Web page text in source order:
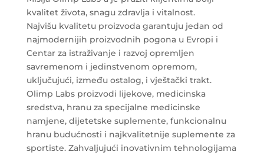
kvalitet života, snagu zdravlja i vitalnost.
Najvišu kvalitetu proizvoda garantuju jedan od
najmodernijih proizvodnih pogona u Evropi i
Centar za istraživanje i razvoj opremljen
savremenom i jedinstvenom opremom,
uključujući, između ostalog, i vještački trakt.
Olimp Labs proizvodi lijekove, medicinska
sredstva, hranu za specijalne medicinske
namjene, dijetetske suplemente, funkcionalnu
hranu budućnosti i najkvalitetnije suplemente za
sportiste. Zahvaljujući inovativnim tehnologijama